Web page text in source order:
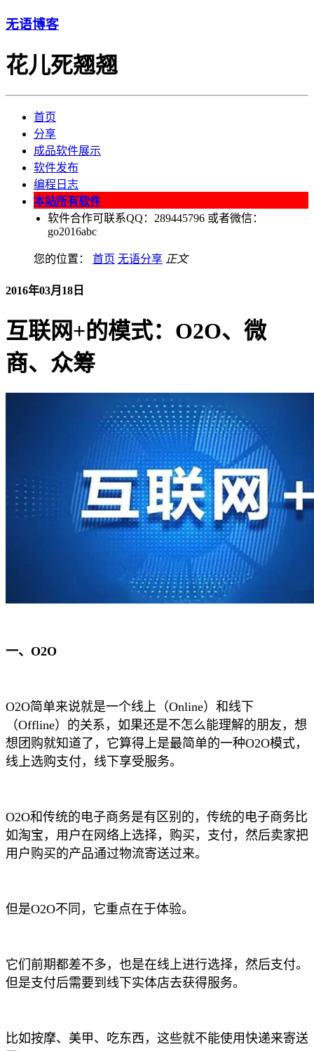
无语博客
花儿死翘翘
首页
分享
成品软件展示
软件发布
编程日志
本站所有软件
软件合作可联系QQ：289445796 或者微信：
go2016abc
您的位置： 首页 无语分享 正文
2016年03月18日
互联网+的模式：O2O、微
商、众筹
一、O2O
O2O简单来说就是一个线上（Online）和线下
（Offline）的关系，如果还是不怎么能理解的朋友，想
想团购就知道了，它算得上是最简单的一种O2O模式，
线上选购支付，线下享受服务。
O2O和传统的电子商务是有区别的，传统的电子商务比
如淘宝，用户在网络上选择，购买，支付，然后卖家把
用户购买的产品通过物流寄送过来。
但是O2O不同，它重点在于体验。
它们前期都差不多，也是在线上进行选择，然后支付。
但是支付后需要到线下实体店去获得服务。
比如按摩、美甲、吃东西，这些就不能使用快递来寄送